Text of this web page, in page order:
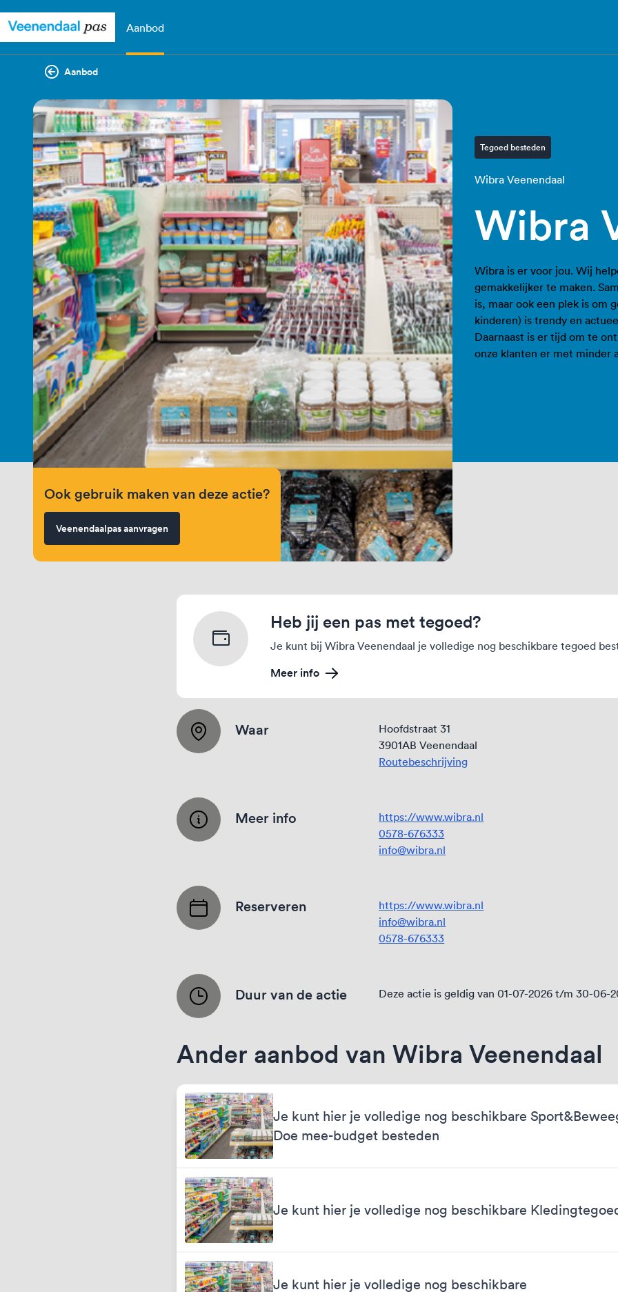
Aanbod
Aanbod
Tegoed besteden
Wibra Veenendaal
Wibra
Wibra is er voor jou. Wij
gemakkelijker te maken.
is, maar ook een plek is om
kinderen) is trendy en
Daarnaast is er tijd om te
onze klanten er met minder
Ook gebruik maken van deze actie?
Veenendaalpas aanvragen
Heb jij een pas met tegoed?
Je kunt bij Wibra Veenendaal je volledige nog beschikbare tegoed
Meer info
Waar
Hoofdstraat 31
3901AB Veenendaal
Routebeschrijving
Meer info
https://www.wibra.nl
0578-676333
info@wibra.nl
Reserveren
https://www.wibra.nl
info@wibra.nl
0578-676333
Duur van de actie Deze actie is geldig van 01-07-2026 t/m 30-06-
Ander aanbod van Wibra Veenendaal
Je kunt hier je volledige nog beschikbare
Doe mee-budget besteden
Je kunt hier je volledige nog beschikbare
Je kunt hier je volledige nog beschikbare